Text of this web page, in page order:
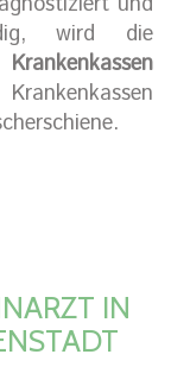
wird die
Krankenkassen
IN